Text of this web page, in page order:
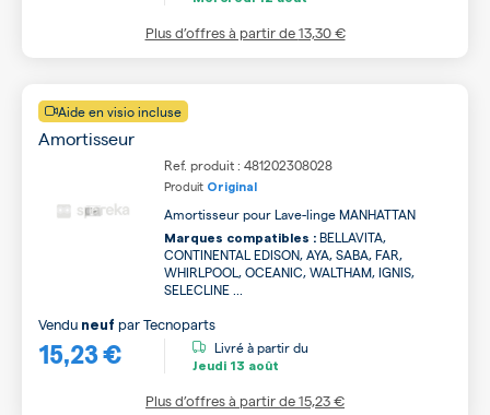
Plus d’offres à partir de13,30 €
Aide en visio incluse
Amortisseur
Ref. produit : 481202308028
Produit Original
Amortisseur pour Lave-linge MANHATTAN
Marques compatibles : BELLAVITA,
CONTINENTAL EDISON, AYA, SABA, FAR,
WHIRLPOOL, OCEANIC, WALTHAM, IGNIS,
SELECLINE ...
15,23 €
Vendu neuf parTecnoparts
Livré à partir du
Jeudi 13 août
Plus d’offres à partir de15,23 €